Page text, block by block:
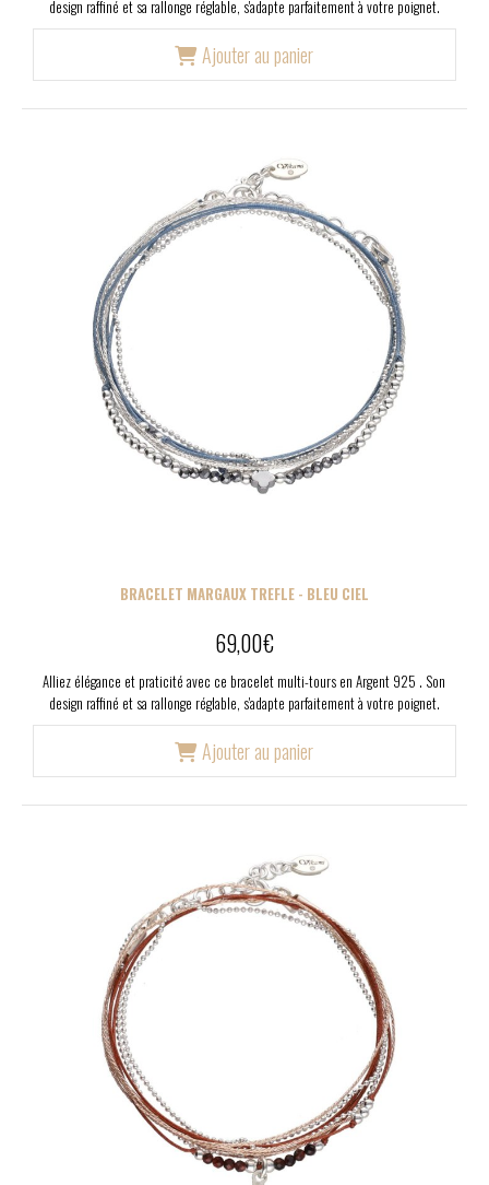
design raffiné et sa rallonge réglable, s'adapte parfaitement à votre poignet.
Ajouter au panier
BRACELET MARGAUX TREFLE - BLEU CIEL
69,00€
Alliez élégance et praticité avec ce bracelet multi-tours en Argent 925 . Son
design raffiné et sa rallonge réglable, s'adapte parfaitement à votre poignet.
Ajouter au panier